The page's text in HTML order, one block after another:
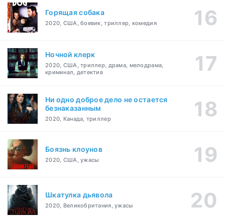
Горящая собака
2020, США, боевик, триллер, комедия
Ночной клерк
2020, США, триллер, драма, мелодрама,
криминал, детектив
Ни одно доброе дело не остается
безнаказанным
2020, Канада, триллер
Боязнь клоунов
2020, США, ужасы
Шкатулка дьявола
2020, Великобритания, ужасы